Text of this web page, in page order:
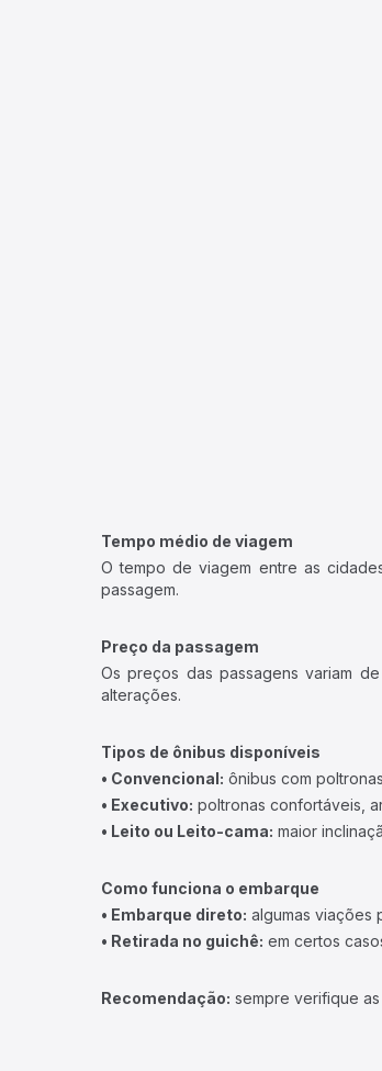
Tempo médio de viagem
O tempo de viagem entre as
passagem.
Preço da passagem
Os preços das passagens variam
alterações.
Tipos de ônibus disponíveis
• Convencional: ônibus com
• Executivo: poltronas confortáveis,
• Leito ou Leito-cama: maior
Como funciona o embarque
• Embarque direto: algumas viações
• Retirada no guichê: em certos
Recomendação: sempre verifique